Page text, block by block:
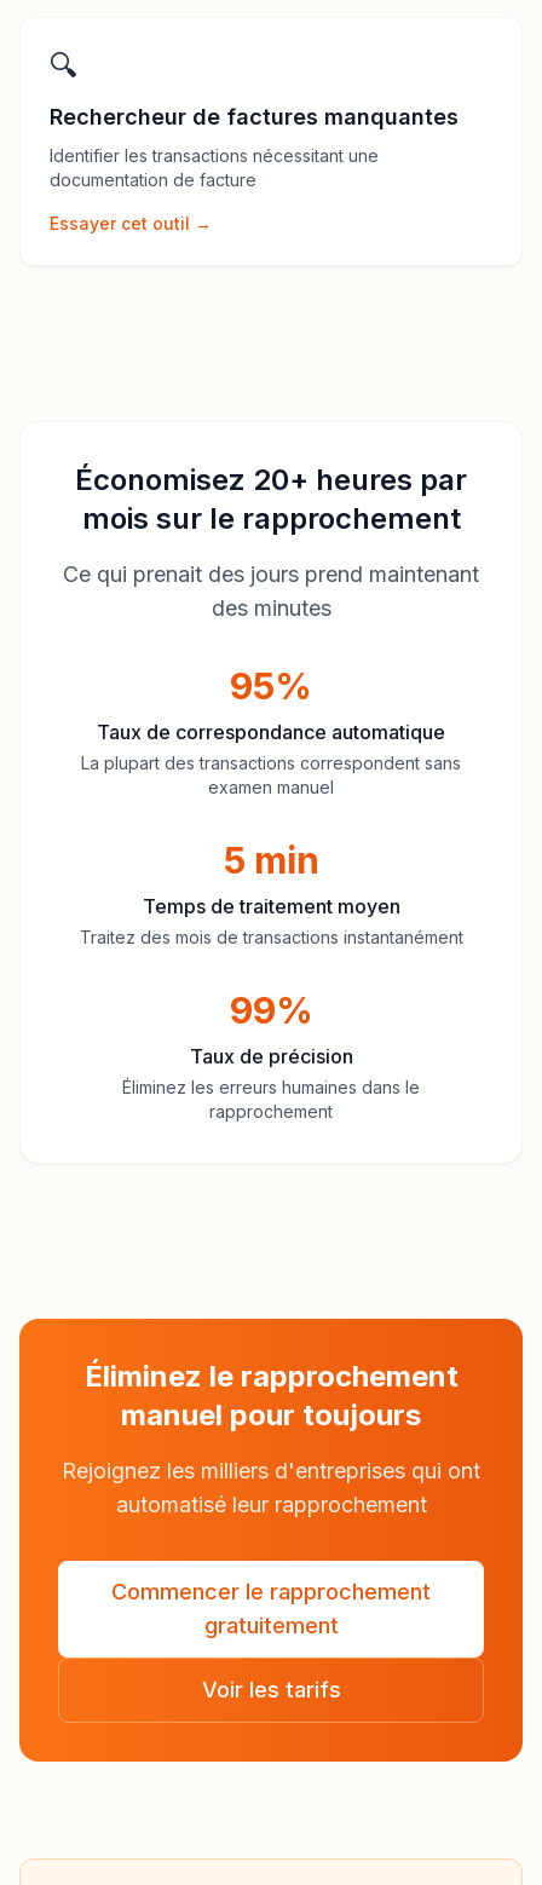
🔍
Rechercheur de factures manquantes
Identifier les transactions nécessitant une
documentation de facture
Essayer cet outil →
Économisez 20+ heures par
mois sur le rapprochement
Ce qui prenait des jours prend maintenant
des minutes
95%
Taux de correspondance automatique
La plupart des transactions correspondent sans
examen manuel
5 min
Temps de traitement moyen
Traitez des mois de transactions instantanément
99%
Taux de précision
Éliminez les erreurs humaines dans le
rapprochement
Éliminez le rapprochement
manuel pour toujours
Rejoignez les milliers d'entreprises qui ont
automatisé leur rapprochement
Commencer le rapprochement
gratuitement
Voir les tarifs